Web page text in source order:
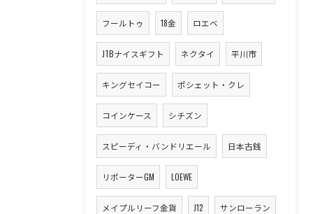
フールトゥ 18金 ロエベ
JTBナイスギフト ネクタイ 平川市
キングセイコー ポシェット・クレ
コインケース シチズン
スピーディ・バンドリエール 日本古銭
リポーターGM LOEWE
メイプルリーフ金貨 J12 サンローラン